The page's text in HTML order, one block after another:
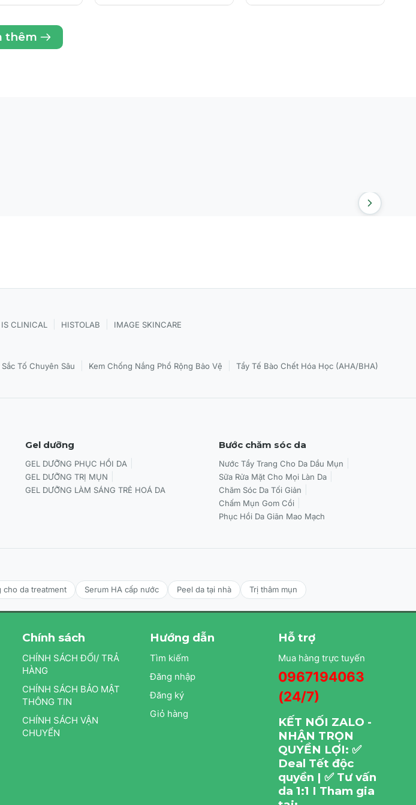
vùng da nhỏ trước khi sử
thêm
IS CLINICAL HISTOLAB IMAGE SKINCARE
Tố Chuyên Sâu Kem Chống Nắng Phổ Rộng Bảo Vệ Tẩy Tế Bào Chết Hóa Học (AHA/BHA)
Gel dưỡng
GEL DƯỠNG PHỤC HỒI DA
GEL DƯỠNG TRỊ MỤN
GEL DƯỠNG LÀM SÁNG TRẺ HOÁ DA
Bước chăm sóc da
Nước Tẩy Trang Cho Da Dầu Mụn
Sữa Rửa Mặt Cho Mọi Làn Da
Chăm Sóc Da Tối Giản
Chấm Mụn Gom Cồi
Phục Hồi Da Giãn Mao Mạch
cho da treatment Serum HA cấp nước Peel da tại nhà Trị thâm mụn
Chính sách
CHÍNH SÁCH ĐỔI/ TRẢ
HÀNG
CHÍNH SÁCH BẢO MẬT
THÔNG TIN
CHÍNH SÁCH VẬN
CHUYỂN
Hướng dẫn
Tìm kiếm
Đăng nhập
Đăng ký
Giỏ hàng
Hỗ trợ
Mua hàng trực tuyến
0967194063
(24/7)
KẾT NỐI ZALO -
NHẬN TRỌN
QUYỀN LỢI: ✅
Deal Tết độc
quyền | ✅ Tư vấn
da 1:1 I Tham gia